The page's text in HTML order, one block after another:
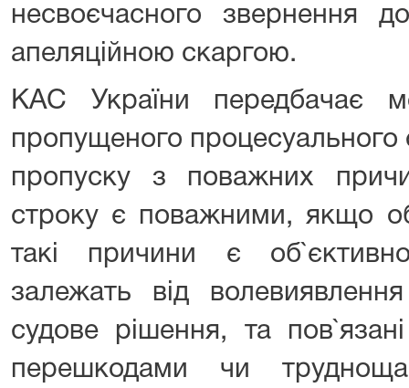
несвоєчасного звернення
апеляційною скаргою.
КАС України передбачає
пропущеного процесуального
пропуску з поважних
строку є поважними, якщо
такі причини є
залежать від
судове рішення, та
перешкодами чи